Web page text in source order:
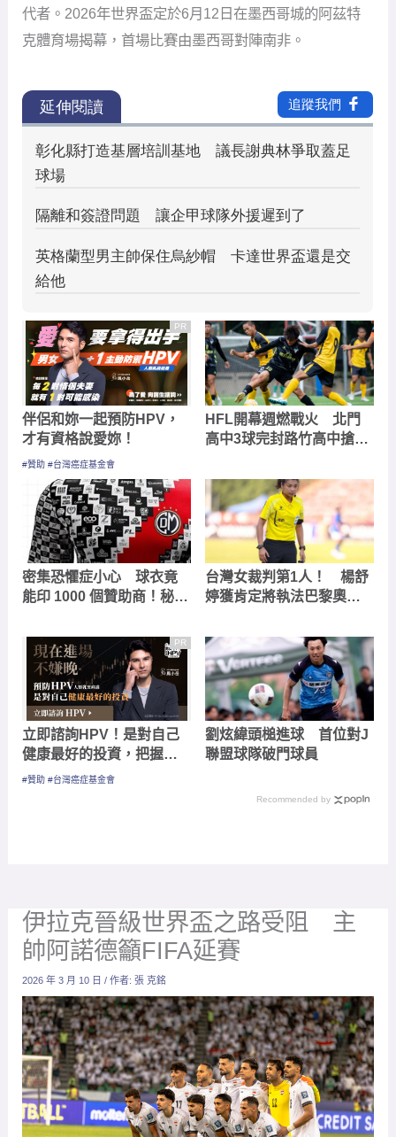
代者。2026年世界盃定於6月12日在墨西哥城的阿茲特
克體育場揭幕，首場比賽由墨西哥對陣南非。
PR
伴侶和妳一起預防HPV，
才有資格說愛妳！
#贊助 #台灣癌症基金會
HFL開幕週燃戰火 北門
高中3球完封路竹高中搶下
密集恐懼症小心 球衣竟
能印 1000 個贊助商！秘魯
集資籌得 7.5 萬美元
台灣女裁判第1人！ 楊舒
婷獲肯定將執法巴黎奧運
PR
立即諮詢HPV！是對自己
健康最好的投資，把握現
在不嫌晚！
#贊助 #台灣癌症基金會
劉炫緯頭槌進球 首位對J
聯盟球隊破門球員
Recommended by
伊拉克晉級世界盃之路受阻 主
帥阿諾德籲FIFA延賽
2026 年 3 月 10 日/ 作者:張 克銘